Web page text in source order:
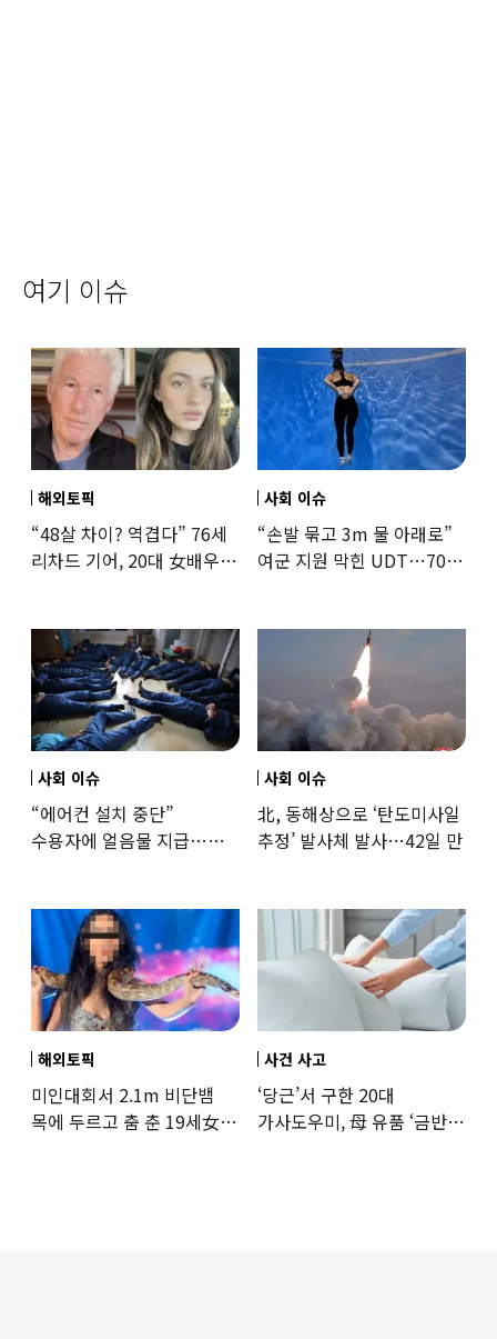
여기 이슈
해외토픽
“48살 차이? 역겹다” 76세
리차드 기어, 20대 女배우와
사회 이슈
“손발 묶고 3m 물 아래로”
여군 지원 막힌 UDT…707
사회 이슈
“에어컨 설치 중단”
수용자에 얼음물 지급…
사회 이슈
北, 동해상으로 ‘탄도미사일
추정’ 발사체 발사…42일 만
해외토픽
미인대회서 2.1m 비단뱀
목에 두르고 춤 춘 19세女
사건 사고
‘당근’서 구한 20대
가사도우미, 母 유품 ‘금반지